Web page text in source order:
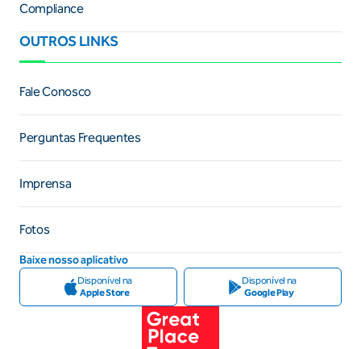
Compliance
OUTROS LINKS
Fale Conosco
Perguntas Frequentes
Imprensa
Fotos
Baixe nosso aplicativo
Disponível na
Apple Store
Disponível na
Google Play